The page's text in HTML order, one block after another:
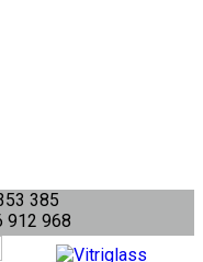
385
912 968